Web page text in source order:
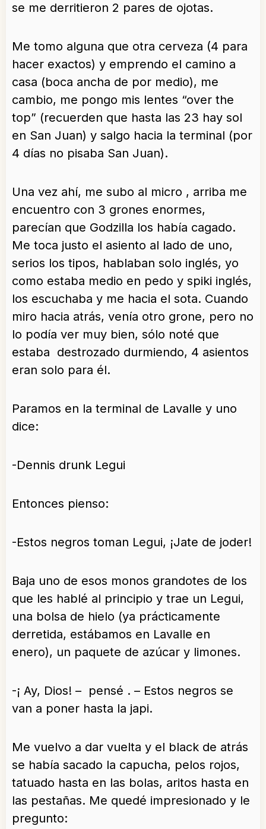
se me derritieron 2 pares de ojotas.
Me tomo alguna que otra cerveza (4 para
hacer exactos) y emprendo el camino a
casa (boca ancha de por medio), me
cambio, me pongo mis lentes “over the
top” (recuerden que hasta las 23 hay sol
en San Juan) y salgo hacia la terminal (por
4 días no pisaba San Juan).
Una vez ahí, me subo al micro , arriba me
encuentro con 3 grones enormes,
parecían que Godzilla los había cagado.
Me toca justo el asiento al lado de uno,
serios los tipos, hablaban solo inglés, yo
como estaba medio en pedo y spiki inglés,
los escuchaba y me hacia el sota. Cuando
miro hacia atrás, venía otro grone, pero no
lo podía ver muy bien, sólo noté que
estaba destrozado durmiendo, 4 asientos
eran solo para él.
Paramos en la terminal de Lavalle y uno
dice:
-Dennis drunk Legui
Entonces pienso:
-Estos negros toman Legui, ¡Jate de joder!
Baja uno de esos monos grandotes de los
que les hablé al principio y trae un Legui,
una bolsa de hielo (ya prácticamente
derretida, estábamos en Lavalle en
enero), un paquete de azúcar y limones.
-¡ Ay, Dios! – pensé . – Estos negros se
van a poner hasta la japi.
Me vuelvo a dar vuelta y el black de atrás
se había sacado la capucha, pelos rojos,
tatuado hasta en las bolas, aritos hasta en
las pestañas. Me quedé impresionado y le
pregunto: